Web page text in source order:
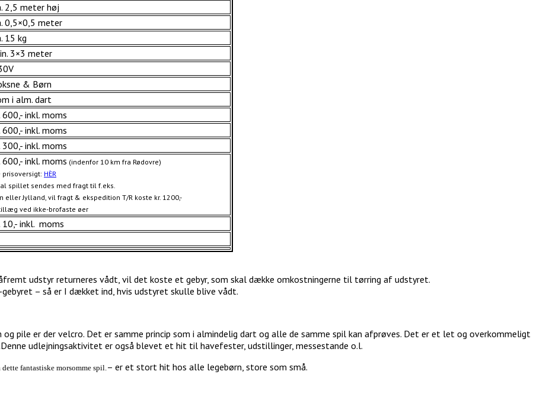
2,5 meter høj
0,5×0,5 meter
15 kg
3×3 meter
& Børn
i alm. dart
600,- inkl. moms
600,- inkl. moms
300,- inkl. moms
600,- inkl. moms (indenfor 10 km fra Rødovre)
prisoversigt: HÈR
spillet sendes med fragt til f.eks.
eller Jylland, vil fragt & ekspedition T/R koste kr. 1200,-
ved ikke-brofaste øer
10,- inkl. moms
udstyr returneres vådt, vil det koste et gebyr, som skal dække omkostningerne til tørring af udstyret.
– så er I dækket ind, hvis udstyret skulle blive vådt.
pile er der velcro. Det er samme princip som i almindelig dart og alle de samme spil kan afprøves. Det er et let og overkommeligt
udlejningsaktivitet er også blevet et hit til havefester, udstillinger, messestande o.l.
fantastiske morsomme spil. – er et stort hit hos alle legebørn, store som små.